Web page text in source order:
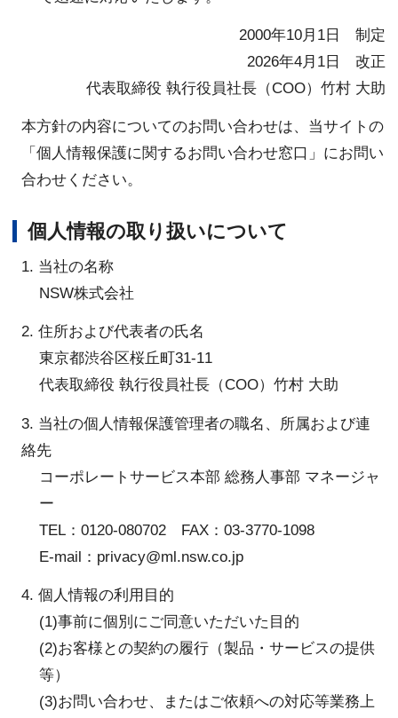
2000年10月1日 制定
2026年4月1日 改正
代表取締役 執行役員社長（COO）竹村 大助
本方針の内容についてのお問い合わせは、当サイトの
「個人情報保護に関するお問い合わせ窓口」にお問い
合わせください。
個人情報の取り扱いについて
1. 当社の名称
NSW株式会社
2. 住所および代表者の氏名
東京都渋谷区桜丘町31-11
代表取締役 執行役員社長（COO）竹村 大助
3. 当社の個人情報保護管理者の職名、所属および連
絡先
コーポレートサービス本部 総務人事部 マネージャ
ー
TEL：0120-080702 FAX：03-3770-1098
E-mail：privacy@ml.nsw.co.jp
4. 個人情報の利用目的
(1)事前に個別にご同意いただいた目的
(2)お客様との契約の履行（製品・サービスの提供
等）
(3)お問い合わせ、またはご依頼への対応等業務上